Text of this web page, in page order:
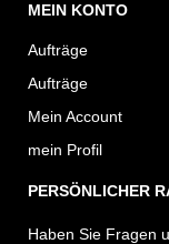
s
t
a
g
r
a
m
c
o
o
k
MEIN KONTO
Aufträge
Aufträge
Mein Account
mein Profil
PERSÖNLICHER
Haben Sie Fragen